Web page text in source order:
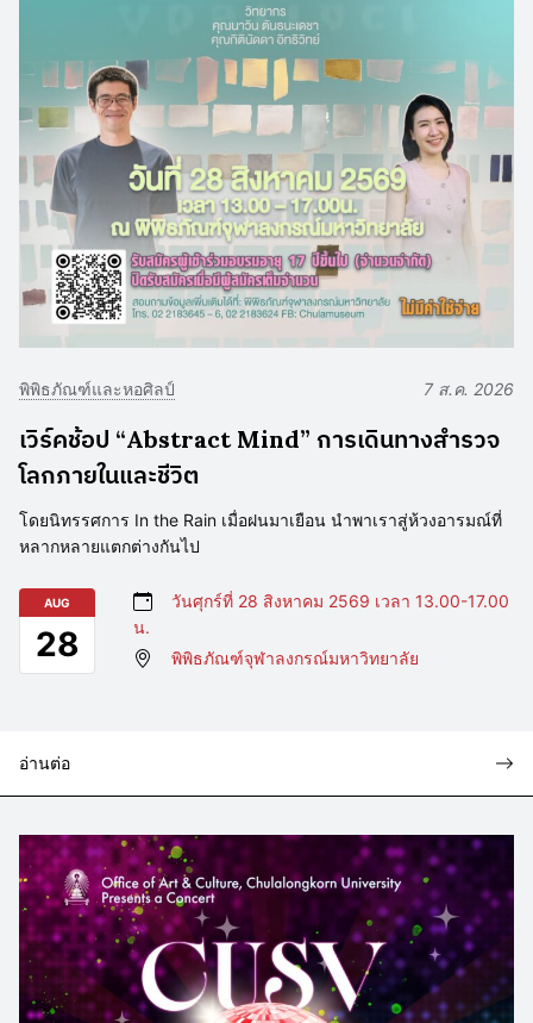
พิพิธภัณฑ์และหอศิลป์ 7 ส.ค. 2026
เวิร์คช้อป “Abstract Mind” การเดินทางสำรวจ
โลกภายในและชีวิต
โดยนิทรรศการ In the Rain เมื่อฝนมาเยือน นำพาเราสู่ห้วงอารมณ์ที่
หลากหลายแตกต่างกันไป
AUG
28
วันศุกร์ที่ 28 สิงหาคม 2569 เวลา 13.00-17.00
น.
พิพิธภัณฑ์จุฬาลงกรณ์มหาวิทยาลัย
อ่านต่อ